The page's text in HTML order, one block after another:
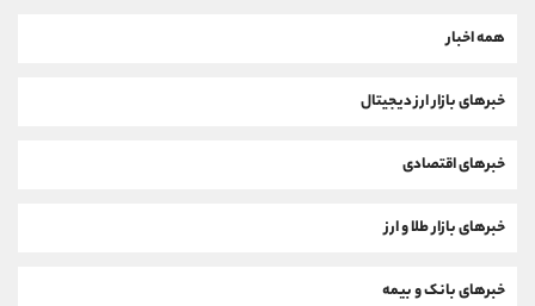
همه اخبار
خبرهای بازار ارز دیجیتال
خبرهای اقتصادی
خبرهای بازار طلا و ارز
خبرهای بانک و بیمه